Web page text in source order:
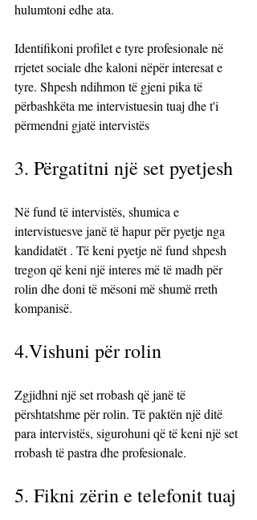
hulumtoni edhe ata.
Identifikoni profilet e tyre profesionale në
rrjetet sociale dhe kaloni nëpër interesat e
tyre. Shpesh ndihmon të gjeni pika të
përbashkëta me intervistuesin tuaj dhe t'i
përmendni gjatë intervistës
3. Përgatitni një set pyetjesh
Në fund të intervistës, shumica e
intervistuesve janë të hapur për pyetje nga
kandidatët . Të keni pyetje në fund shpesh
tregon që keni një interes më të madh për
rolin dhe doni të mësoni më shumë rreth
kompanisë.
4.Vishuni për rolin
Zgjidhni një set rrobash që janë të
përshtatshme për rolin. Të paktën një ditë
para intervistës, sigurohuni që të keni një set
rrobash të pastra dhe profesionale.
5. Fikni zërin e telefonit tuaj